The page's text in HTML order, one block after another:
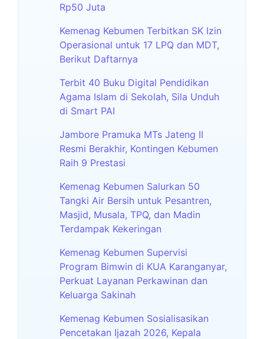
Rp50 Juta
Kemenag Kebumen Terbitkan SK Izin
Operasional untuk 17 LPQ dan MDT,
Berikut Daftarnya
Terbit 40 Buku Digital Pendidikan
Agama Islam di Sekolah, Sila Unduh
di Smart PAI
Jambore Pramuka MTs Jateng II
Resmi Berakhir, Kontingen Kebumen
Raih 9 Prestasi
Kemenag Kebumen Salurkan 50
Tangki Air Bersih untuk Pesantren,
Masjid, Musala, TPQ, dan Madin
Terdampak Kekeringan
Kemenag Kebumen Supervisi
Program Bimwin di KUA Karanganyar,
Perkuat Layanan Perkawinan dan
Keluarga Sakinah
Kemenag Kebumen Sosialisasikan
Pencetakan Ijazah 2026, Kepala